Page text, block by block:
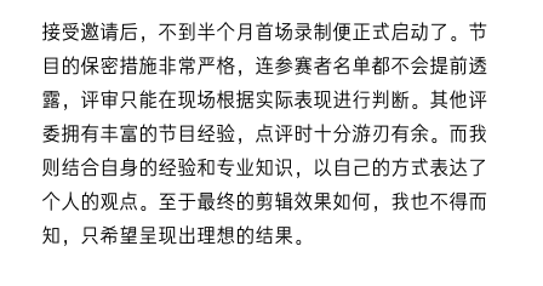
接受邀请后，不到半个月首场录制便正式启动了。节
目的保密措施非常严格，连参赛者名单都不会提前透
露，评审只能在现场根据实际表现进行判断。其他评
委拥有丰富的节目经验，点评时十分游刃有余。而我
则结合自身的经验和专业知识，以自己的方式表达了
个人的观点。至于最终的剪辑效果如何，我也不得而
知，只希望呈现出理想的结果。